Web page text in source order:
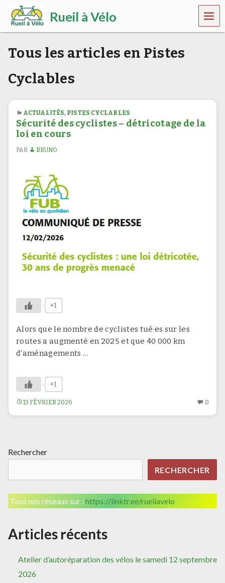
Rueil à Vélo
P
o
u
u
n
u
e
i
l
l
s
û
r
,
p
l
u
v
e
p
l
s
c
y
c
a
b
l
.
MEN
U
Tous les articles en Pistes
Cyclables
ACTUALITÉS, PISTES CYCLABLES
Sécurité des cyclistes – détricotage de la
loi en cours
PAR BRUNO
+1
Alors que le nombre de cyclistes tué·es sur les
routes a augmenté en 2025 et que 40 000 km
d’aménagements …
+1
SÉCURITÉ
DE
LOI
COURS
13 FÉVRIER 2026 0
–
Rechercher
RECHERCHER
Tous nos réseaux sur : https://linktr.ee/rueilavelo
Articles récents
Atelier d’autoréparation des vélos le samedi 12 septembre
2026